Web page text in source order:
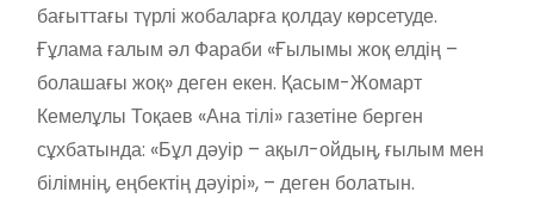
бағыттағы түрлі жобаларға қолдау көрсетуде.
Ғұлама ғалым әл Фараби «Ғылымы жоқ елдің –
болашағы жоқ» деген екен. Қасым-Жомарт
Кемелұлы Тоқаев «Ана тілі» газетіне берген
сұхбатында: «Бұл дәуір – ақыл-ойдың, ғылым мен
білімнің, еңбектің дәуірі», – деген болатын.